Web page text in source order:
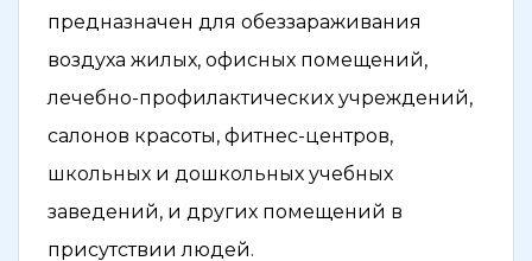
предназначен для обеззараживания
воздуха жилых, офисных помещений,
лечебно-профилактических учреждений,
салонов красоты, фитнес-центров,
школьных и дошкольных учебных
заведений, и других помещений в
присутствии людей.